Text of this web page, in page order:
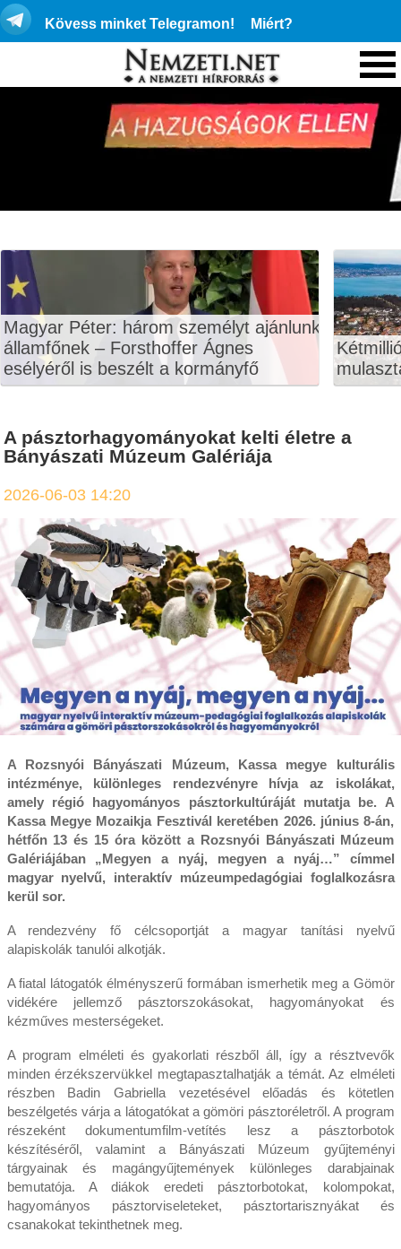
Kövess minket Telegramon! Miért?
Magyar Péter: három személyt ajánlunk
államfőnek – Forsthoffer Ágnes
esélyéről is beszélt a kormányfő
A pásztorhagyományokat kelti életre a
Bányászati Múzeum Galériája
2026-06-03 14:20
A Rozsnyói Bányászati Múzeum, Kassa megye kulturális
intézménye, különleges rendezvényre hívja az iskolákat,
amely régió hagyományos pásztorkultúráját mutatja be. A
Kassa Megye Mozaikja Fesztivál keretében 2026. június 8-án,
hétfőn 13 és 15 óra között a Rozsnyói Bányászati Múzeum
Galériájában „Megyen a nyáj, megyen a nyáj…” címmel
magyar nyelvű, interaktív múzeumpedagógiai foglalkozásra
kerül sor.
A rendezvény fő célcsoportját a magyar tanítási nyelvű
alapiskolák tanulói alkotják.
A fiatal látogatók élményszerű formában ismerhetik meg a Gömör
vidékére jellemző pásztorszokásokat, hagyományokat és
kézműves mesterségeket.
A program elméleti és gyakorlati részből áll, így a résztvevők
minden érzékszervükkel megtapasztalhatják a témát. Az elméleti
részben Badin Gabriella vezetésével előadás és kötetlen
beszélgetés várja a látogatókat a gömöri pásztoréletről. A program
részeként dokumentumfilm-vetítés lesz a pásztorbotok
készítéséről, valamint a Bányászati Múzeum gyűjteményi
tárgyainak és magángyűjtemények különleges darabjainak
bemutatója. A diákok eredeti pásztorbotokat, kolompokat,
hagyományos pásztorviseleteket, pásztortarisznyákat és
csanakokat tekinthetnek meg.